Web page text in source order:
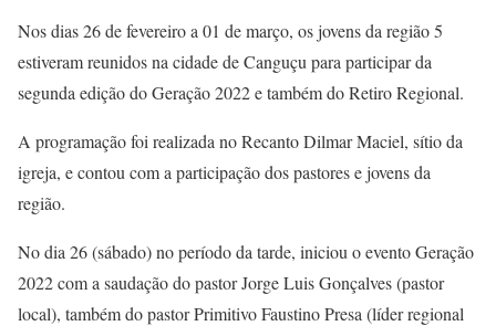
Nos dias 26 de fevereiro a 01 de março, os jovens da região 5
estiveram reunidos na cidade de Canguçu para participar da
segunda edição do Geração 2022 e também do Retiro Regional.
A programação foi realizada no Recanto Dilmar Maciel, sítio da
igreja, e contou com a participação dos pastores e jovens da
região.
No dia 26 (sábado) no período da tarde, iniciou o evento Geração
2022 com a saudação do pastor Jorge Luis Gonçalves (pastor
local), também do pastor Primitivo Faustino Presa (líder regional